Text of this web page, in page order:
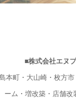
■株式会社エヌ
本町・大山崎・枚方
ーム・増改築・店舗改